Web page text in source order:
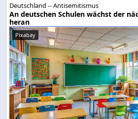
Deutschland -- Antisemitismus
An deutschen Schulen wächst der
heran
Pixabay